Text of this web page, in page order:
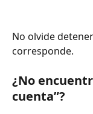
No olvide
corresponde.
¿No
cuenta”?